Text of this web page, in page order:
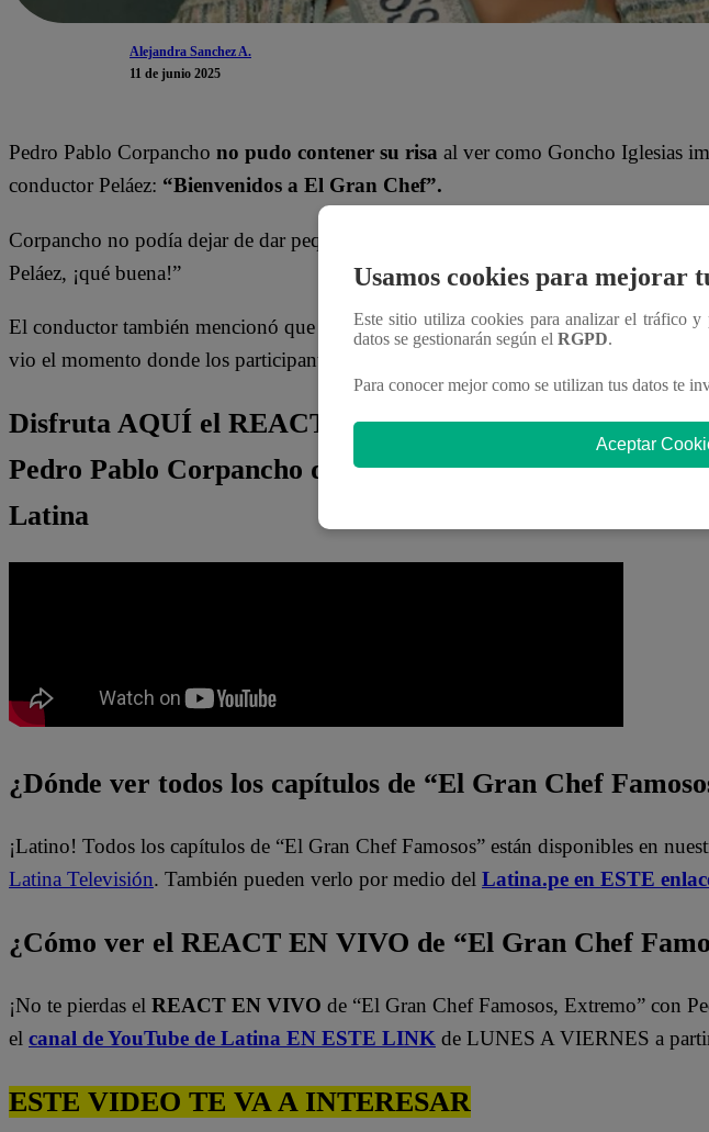
Alejandra Sanchez A.
11 de junio 2025
Pedro Pablo Corpancho no pudo contener su risa al ver como Goncho Iglesias
conductor Peláez: “Bienvenidos a El Gran Chef”.
Corpancho no podía dejar de dar pequeños golpes a la mesa y solo pudo decir:
Peláez, ¡qué buena!”
El conductor también mencionó que “Goncho y Andrés Salas tienen un
vio el momento donde los participantes intercambian su ropa.
Disfruta AQUÍ el REACT EN VIVO de “El Gran Chef
Pedro Pablo Corpancho de este miércoles 11 de junio
Latina
¿Dónde ver todos los capítulos de “El Gran Chef
¡Latino! Todos los capítulos de “El Gran Chef Famosos” están disponibles en
Latina Televisión. También pueden verlo por medio del Latina.pe en ESTE
¿Cómo ver el REACT EN VIVO de “El Gran Chef
¡No te pierdas el REACT EN VIVO de “El Gran Chef Famosos, Extremo” con
el canal de YouTube de Latina EN ESTE LINK de LUNES A VIERNES a
ESTE VIDEO TE VA A INTERESAR
Usamos cookies para mejorar
Este sitio utiliza cookies para analizar el tráfico
datos se gestionarán según el RGPD.
Para conocer mejor como se utilizan tus datos te
Aceptar